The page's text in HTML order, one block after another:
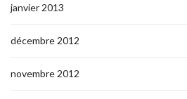
janvier 2013
décembre 2012
novembre 2012